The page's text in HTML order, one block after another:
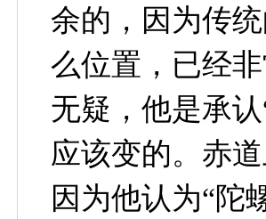
余的，因为传
么位置，已经
无疑，他是承
应该变的。赤
因为他认为“陀